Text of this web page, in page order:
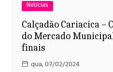
Notícias
Calçadão Cariacica –
do Mercado
finais
qua, 07/02/2024